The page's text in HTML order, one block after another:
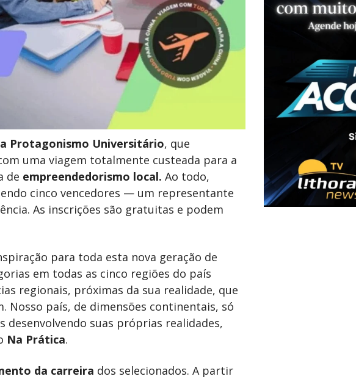
Protagonismo Universitário, que
uma viagem totalmente custeada para a
de empreendedorismo local. Ao todo,
cinco vencedores — um representante
As inscrições são gratuitas e podem
para toda esta nova geração de
em todas as cinco regiões do país
regionais, próximas da sua realidade, que
Nosso país, de dimensões continentais, só
desenvolvendo suas próprias realidades,
Na Prática.
da carreira dos selecionados. A partir